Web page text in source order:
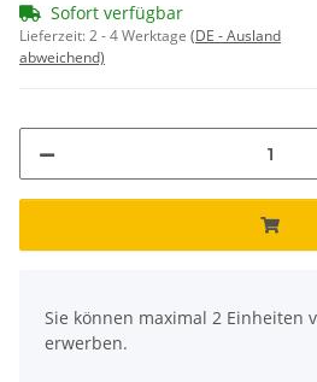
Sofort verfügbar
Lieferzeit:2 - 4 Werktage (DE - Ausland
abweichend)
Sie können maximal 2 Einheiten
erwerben.